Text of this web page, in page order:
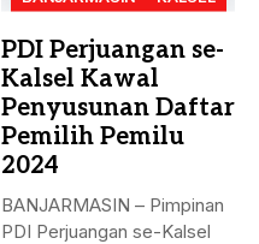
PDI Perjuangan se-
Kalsel Kawal
Penyusunan Daftar
Pemilih Pemilu
2024
BANJARMASIN – Pimpinan
PDI Perjuangan se-Kalsel